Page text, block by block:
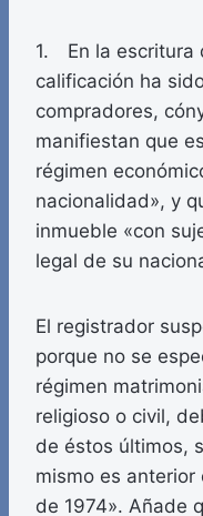
1. En la escritura
calificación ha
compradores,
manifiestan que
régimen
nacionalidad», y
inmueble «con
legal de su
El registrador
porque no se
régimen
religioso o civil,
de éstos últimos,
mismo es anterior
de 1974». Añade